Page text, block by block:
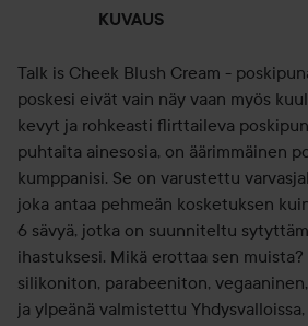
KUVAUS
Talk is Cheek Blush Cream -
poskesi eivät vain näy vaan myös
kevyt ja rohkeasti flirttaileva
puhtaita ainesosia, on äärimmäinen
kumppanisi. Se on varustettu
joka antaa pehmeän kosketuksen
6 sävyä, jotka on suunniteltu
ihastuksesi. Mikä erottaa sen
silikoniton, parabeeniton,
ja ylpeänä valmistettu